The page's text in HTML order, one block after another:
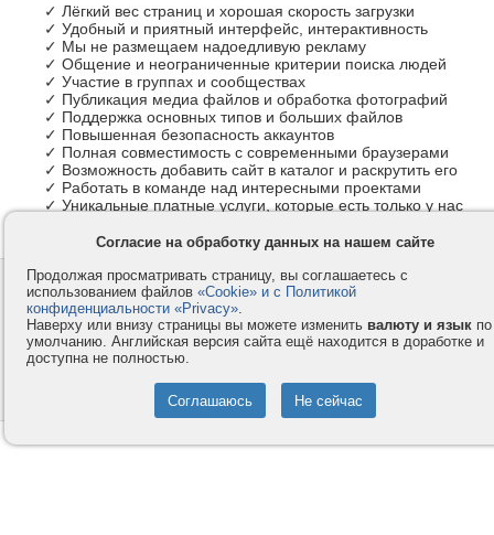
✓ Лёгкий вес страниц и хорошая скорость загрузки
✓ Удобный и приятный интерфейс, интерактивность
✓ Мы не размещаем надоедливую рекламу
✓ Общение и неограниченные критерии поиска людей
✓ Участие в группах и сообществах
✓ Публикация медиа файлов и обработка фотографий
✓ Поддержка основных типов и больших файлов
✓ Повышенная безопасность аккаунтов
✓ Полная совместимость с современными браузерами
✓ Возможность добавить сайт в каталог и раскрутить его
✓ Работать в команде над интересными проектами
✓ Уникальные платные услуги, которые есть только у нас
Контакты
Компания
Privacy и Cookie
Услуги
Как оплатить
Помощь
© 2008-2026
- Все права защищены.
Согласие на обработку данных на нашем сайте
Продолжая просматривать страницу, вы соглашаетесь с
использованием файлов «Cookie» и с Политикой
конфиденциальности «Privacy».
Наверху или внизу страницы вы можете изменить валюту и язык по
умолчанию. Английская версия сайта ещё находится в доработке и
доступна не полностью.